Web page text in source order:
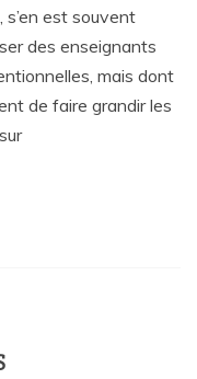
est souvent
des enseignants
mais dont
de faire grandir les